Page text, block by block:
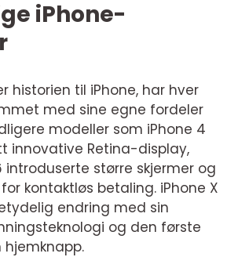
iPhone-
historien til iPhone, har hver
med sine egne fordeler
modeller som iPhone 4
innovative Retina-display,
introduserte større skjermer og
kontaktløs betaling. iPhone X
endring med sin
og den første